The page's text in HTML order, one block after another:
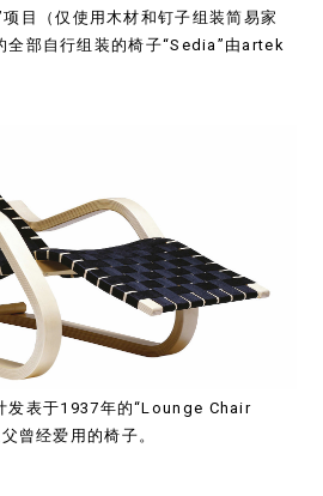
目（仅使用木材和钉子组装简易家
全部自行组装的椅子“Sedia”由artek
发表于1937年的“Lounge Chair
曾经爱用的椅子。